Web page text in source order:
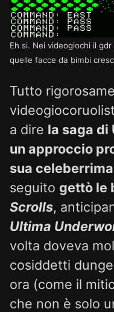
Eh si. Nei videogiochi il
quelle facce da bimbi
Tutto
a dire la saga di
un approccio
sua
seguito gettò le
Scrolls,
Ultima
volta doveva
cosiddetti
ora (come il
che non è solo